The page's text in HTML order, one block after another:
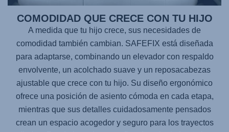
COMODIDAD QUE CRECE CON TU HIJO
A medida que tu hijo crece, sus necesidades de
comodidad también cambian. SAFEFIX está diseñada
para adaptarse, combinando un elevador con respaldo
envolvente, un acolchado suave y un reposacabezas
ajustable que crece con tu hijo. Su diseño ergonómico
ofrece una posición de asiento cómoda en cada etapa,
mientras que sus detalles cuidadosamente pensados
crean un espacio acogedor y seguro para los trayectos